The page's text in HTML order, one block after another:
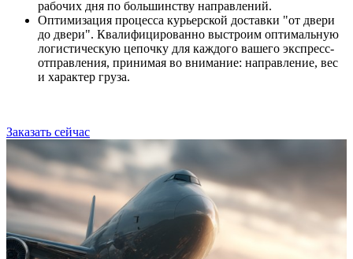
рабочих дня по большинству направлений.
Оптимизация процесса курьерской доставки "от двери
до двери". Квалифицированно выстроим оптимальную
логистическую цепочку для каждого вашего экспресс-
отправления, принимая во внимание: направление, вес
и характер груза.
Заказать сейчас